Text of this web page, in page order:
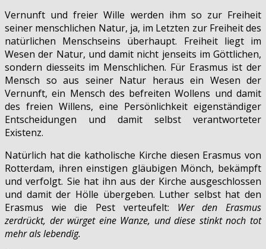
Vernunft und freier Wille werden ihm so zur Freiheit
seiner menschlichen Natur, ja, im Letzten zur Freiheit des
natürlichen Menschseins überhaupt. Freiheit liegt im
Wesen der Natur, und damit nicht jenseits im Göttlichen,
sondern diesseits im Menschlichen. Für Erasmus ist der
Mensch so aus seiner Natur heraus ein Wesen der
Vernunft, ein Mensch des befreiten Wollens und damit
des freien Willens, eine Persönlichkeit eigenständiger
Entscheidungen und damit selbst verantworteter
Existenz.
Natürlich hat die katholische Kirche diesen Erasmus von
Rotterdam, ihren einstigen gläubigen Mönch, bekämpft
und verfolgt. Sie hat ihn aus der Kirche ausgeschlossen
und damit der Hölle übergeben. Luther selbst hat den
Erasmus wie die Pest verteufelt: Wer den Erasmus
zerdrückt, der würget eine Wanze, und diese stinkt noch tot
mehr als lebendig.